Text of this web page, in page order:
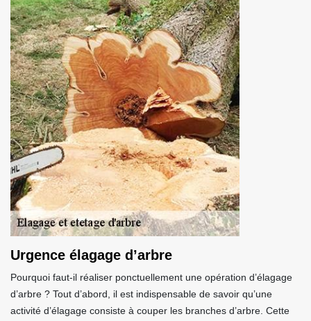
Urgence élagage d’arbre
Pourquoi faut-il réaliser ponctuellement une opération d’élagage
d’arbre ? Tout d’abord, il est indispensable de savoir qu’une
activité d’élagage consiste à couper les branches d’arbre. Cette